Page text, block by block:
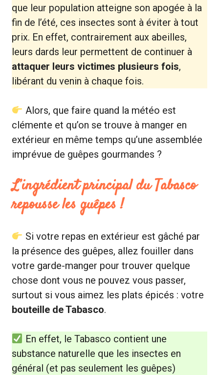
que leur population atteigne son apogée à la
fin de l’été, ces insectes sont à éviter à tout
prix. En effet, contrairement aux abeilles,
leurs dards leur permettent de continuer à
attaquer leurs victimes plusieurs fois,
libérant du venin à chaque fois.
Alors, que faire quand la météo est
clémente et qu’on se trouve à manger en
extérieur en même temps qu’une assemblée
imprévue de guêpes gourmandes ?
L’ingrédient principal du Tabasco
repousse les guêpes !
Si votre repas en extérieur est gâché par
la présence des guêpes, allez fouiller dans
votre garde-manger pour trouver quelque
chose dont vous ne pouvez vous passer,
surtout si vous aimez les plats épicés : votre
bouteille de Tabasco.
En effet, le Tabasco contient une
substance naturelle que les insectes en
général (et pas seulement les guêpes)